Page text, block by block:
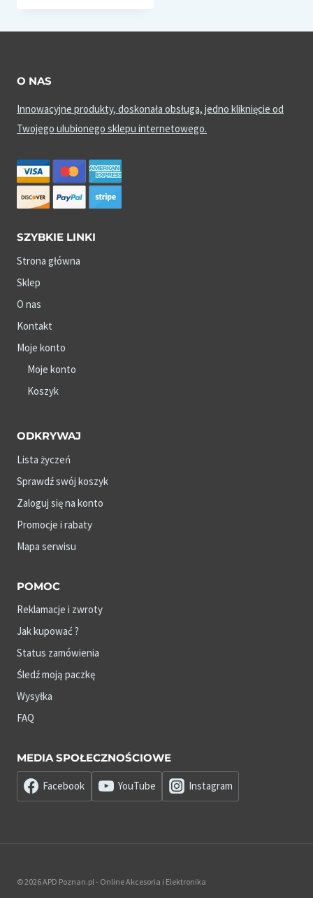
O NAS
Innowacyjne produkty, doskonała obsługa, jedno kliknięcie od
Twojego ulubionego sklepu internetowego.
SZYBKIE LINKI
Strona główna
Sklep
O nas
Kontakt
Moje konto
Moje konto
Koszyk
ODKRYWAJ
Lista życzeń
Sprawdź swój koszyk
Zaloguj się na konto
Promocje i rabaty
Mapa serwisu
POMOC
Reklamacje i zwroty
Jak kupować ?
Status zamówienia
Śledź moją paczkę
Wysyłka
FAQ
MEDIA SPOŁECZNOŚCIOWE
Facebook YouTube Instagram
© 2026 APD Poznan.pl - Online Akcesoria i Elektronika